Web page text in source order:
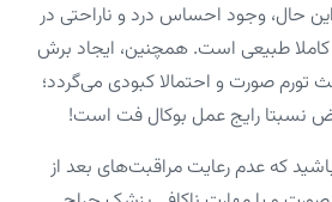
حال، وجود احساس درد و ناراحتی در
کاملا طبیعی است. همچنین، ایجاد برش
تورم صورت و احتمالا کبودی می‌گردد؛
نسبتا رایج عمل بوکال فت است!
که عدم رعایت مراقبت‌های بعد از